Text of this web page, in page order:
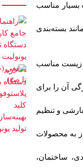
بسیار مناسب
بسته‌بندی
زیست مناسب
آن را برای
و تنظیم
به محصولات
ساختمان،